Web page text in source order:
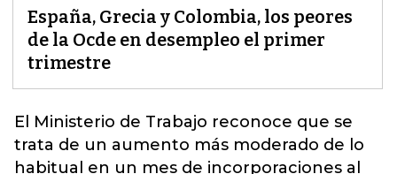
España, Grecia y Colombia, los peores
de la Ocde en desempleo el primer
trimestre
El Ministerio de Trabajo reconoce que se
trata de un aumento más moderado de lo
habitual en un mes de incorporaciones al